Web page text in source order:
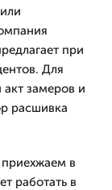
при
Для
замеров и
расшивка
в
работать в